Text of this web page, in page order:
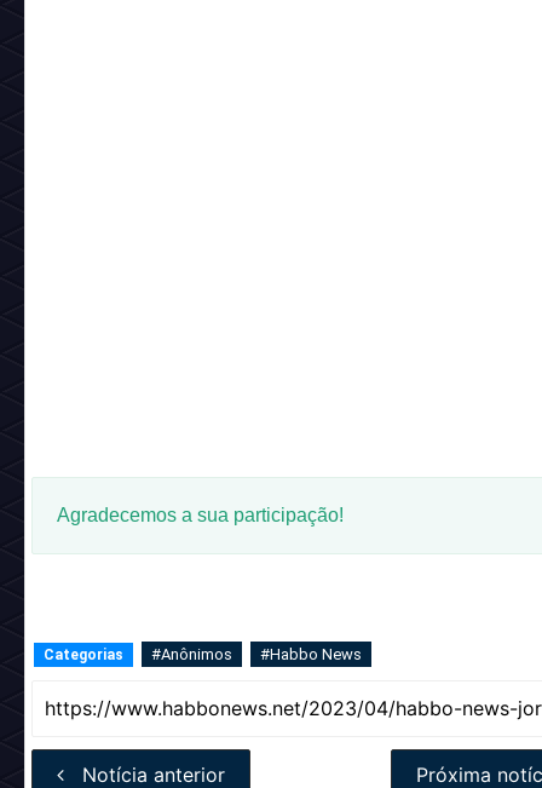
Agradecemos a sua participação!
Categorias #Anônimos #Habbo News
Notícia anterior Próxima